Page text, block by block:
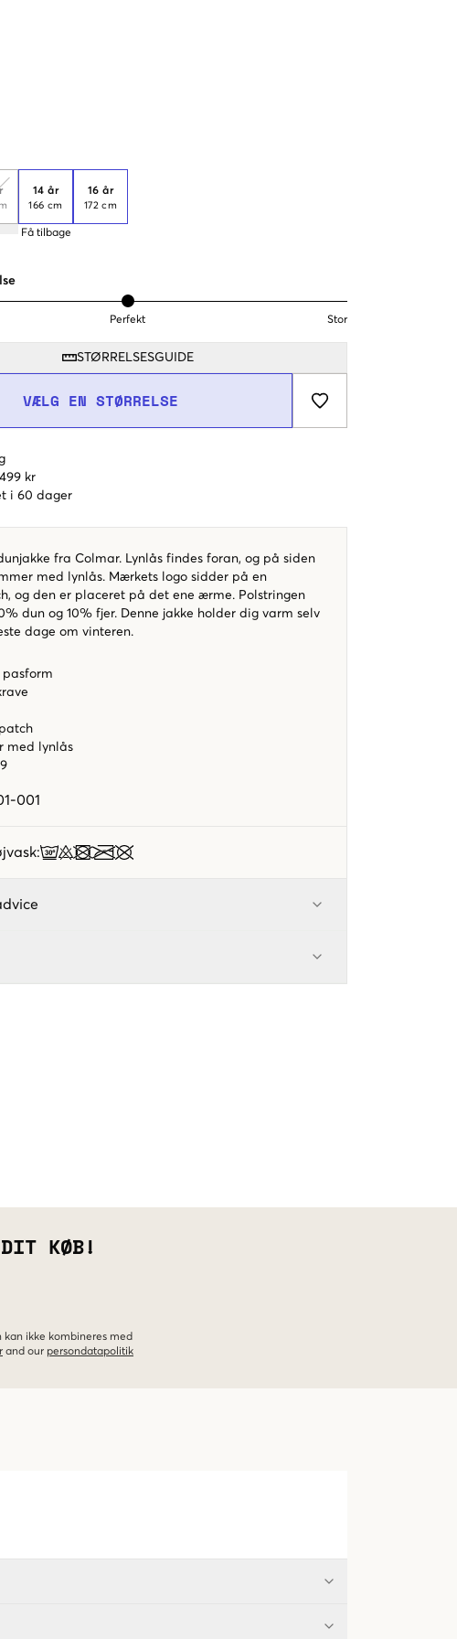
14 år
166 cm
Få tilbage
16 år
172 cm
Perfekt Stor
STØRRELSESGUIDE
VÆLG EN STØRRELSE
kr
i 60 dager
fra Colmar. Lynlås findes foran, og på siden
med lynlås. Mærkets logo sidder på en
og den er placeret på det ene ærme. Polstringen
dun og 10% fjer. Denne jakke holder dig varm selv
dage om vinteren.
pasform
med lynlås
001
:
KØB!
ikke kombineres med
and our persondatapolitik